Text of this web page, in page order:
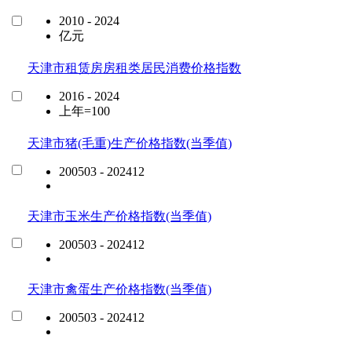
2010 - 2024
亿元
天津市租赁房房租类居民消费价格指数
2016 - 2024
上年=100
天津市猪(毛重)生产价格指数(当季值)
200503 - 202412
天津市玉米生产价格指数(当季值)
200503 - 202412
天津市禽蛋生产价格指数(当季值)
200503 - 202412